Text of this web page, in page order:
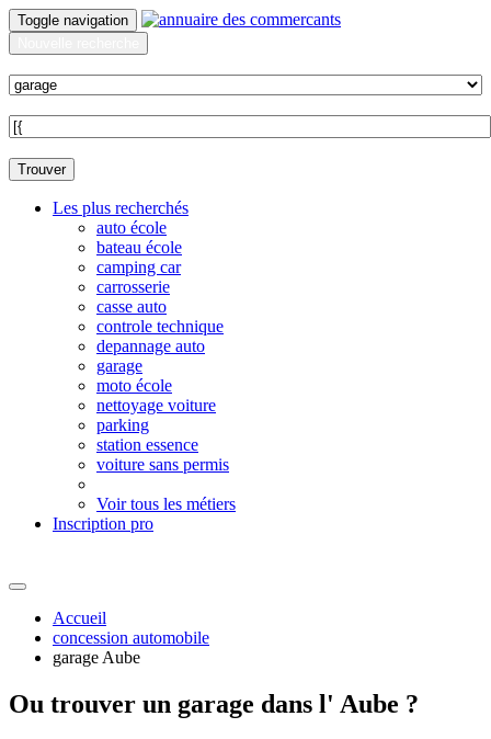
Toggle navigation
Trouver
Les plus recherchés
auto école
bateau école
camping car
carrosserie
casse auto
controle technique
depannage auto
garage
moto école
nettoyage voiture
parking
station essence
voiture sans permis
Voir tous les métiers
Inscription pro
Accueil
concession automobile
garage Aube
Ou trouver un garage dans l' Aube ?